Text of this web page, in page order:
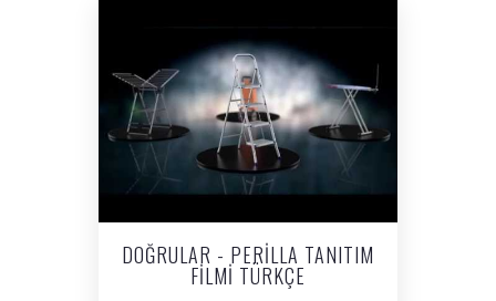
DOĞRULAR - PERILLA TANITIM
FILMI TÜRKÇE